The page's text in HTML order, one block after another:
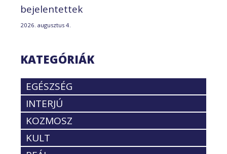
bejelentettek
2026. augusztus 4.
KATEGÓRIÁK
EGÉSZSÉG
INTERJÚ
KOZMOSZ
KULT